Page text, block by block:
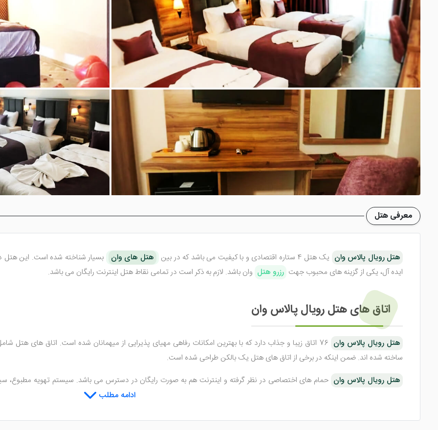
معرفی هتل
هتل رویال پالاس وان یک هتل 4 ستاره اقتصادی و با کیفیت می باشد که در بین هتل های وان
ایده آل، یکی از گزینه های محبوب جهت رزرو هتل وان باشد. لازم به ذکر است در تمامی نقاط هتل اینترنت رایگان می باشد.
اتاق های هتل رویال پالاس وان
هتل رویال پالاس وان
ساخته شده اند. ضمن اینکه در برخی از اتاق های هتل یک بالکن طراحی شده است.
هتل رویال پالاس وان حمام های اختصاصی در نظر گرفته و اینترنت هم به صورت رایگان در دسترس می باشد. سیستم تهویه مطبوع،
تلویزیون صفحه تخت، دستگاه چای ساز و قهوه ساز، سشوار، دمپایی، حوله، ملزومات بهداشتی و ... از اکانات داخل اتاق های هتل رویال
ادامه مطلب